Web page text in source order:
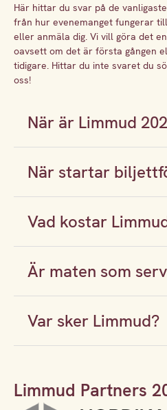
Här hittar du svar på de
från hur evenemanget fungerar
eller anmäla dig. Vi vill göra det
oavsett om det är första gången
tidigare. Hittar du inte svaret du
oss!
När är Limmud
När startar
Vad kostar
Är maten som
Var sker Limmud?
Limmud Partners